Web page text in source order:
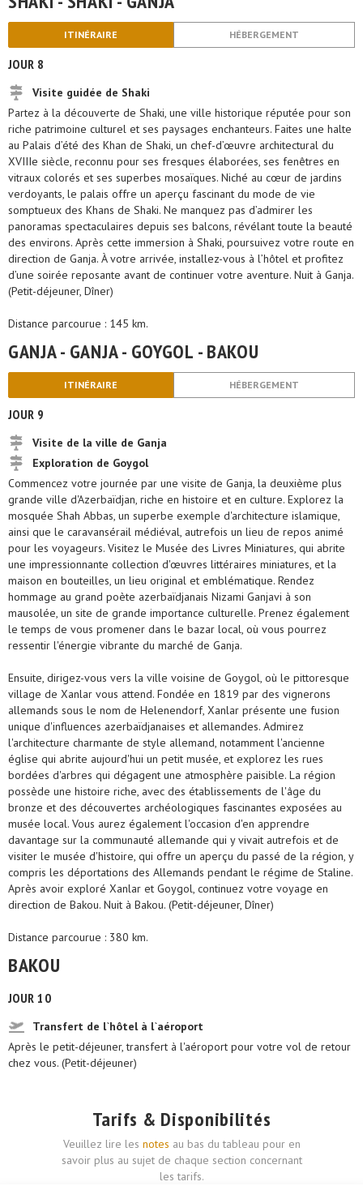
ITINÉRAIRE HÉBERGEMENT
JOUR 8
Visite guidée de Shaki
Partez à la découverte de Shaki, une ville historique réputée pour son
riche patrimoine culturel et ses paysages enchanteurs. Faites une halte
au Palais d’été des Khan de Shaki, un chef-d’œuvre architectural du
XVIIIe siècle, reconnu pour ses fresques élaborées, ses fenêtres en
vitraux colorés et ses superbes mosaïques. Niché au cœur de jardins
verdoyants, le palais offre un aperçu fascinant du mode de vie
somptueux des Khans de Shaki. Ne manquez pas d’admirer les
panoramas spectaculaires depuis ses balcons, révélant toute la beauté
des environs. Après cette immersion à Shaki, poursuivez votre route en
direction de Ganja. À votre arrivée, installez-vous à l’hôtel et profitez
d’une soirée reposante avant de continuer votre aventure. Nuit à Ganja.
(Petit-déjeuner, Dîner)
Distance parcourue : 145 km.
GANJA - GANJA - GOYGOL - BAKOU
ITINÉRAIRE HÉBERGEMENT
JOUR 9
Visite de la ville de Ganja
Exploration de Goygol
Commencez votre journée par une visite de Ganja, la deuxième plus
grande ville d'Azerbaïdjan, riche en histoire et en culture. Explorez la
mosquée Shah Abbas, un superbe exemple d'architecture islamique,
ainsi que le caravansérail médiéval, autrefois un lieu de repos animé
pour les voyageurs. Visitez le Musée des Livres Miniatures, qui abrite
une impressionnante collection d'œuvres littéraires miniatures, et la
maison en bouteilles, un lieu original et emblématique. Rendez
hommage au grand poète azerbaïdjanais Nizami Ganjavi à son
mausolée, un site de grande importance culturelle. Prenez également
le temps de vous promener dans le bazar local, où vous pourrez
ressentir l'énergie vibrante du marché de Ganja.
Ensuite, dirigez-vous vers la ville voisine de Goygol, où le pittoresque
village de Xanlar vous attend. Fondée en 1819 par des vignerons
allemands sous le nom de Helenendorf, Xanlar présente une fusion
unique d'influences azerbaïdjanaises et allemandes. Admirez
l'architecture charmante de style allemand, notamment l'ancienne
église qui abrite aujourd'hui un petit musée, et explorez les rues
bordées d'arbres qui dégagent une atmosphère paisible. La région
possède une histoire riche, avec des établissements de l'âge du
bronze et des découvertes archéologiques fascinantes exposées au
musée local. Vous aurez également l'occasion d'en apprendre
davantage sur la communauté allemande qui y vivait autrefois et de
visiter le musée d'histoire, qui offre un aperçu du passé de la région, y
compris les déportations des Allemands pendant le régime de Staline.
Après avoir exploré Xanlar et Goygol, continuez votre voyage en
direction de Bakou. Nuit à Bakou. (Petit-déjeuner, Dîner)
Distance parcourue : 380 km.
BAKOU
JOUR 10
Transfert de l`hôtel à l`aéroport
Après le petit-déjeuner, transfert à l'aéroport pour votre vol de retour
chez vous. (Petit-déjeuner)
Tarifs & Disponibilités
Veuillez lire les notes au bas du tableau pour en
savoir plus au sujet de chaque section concernant
les tarifs.